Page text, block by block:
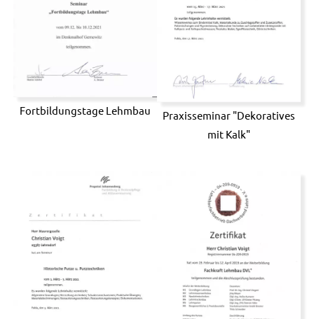
Fortbildungstage Lehmbau
Praxisseminar "Dekoratives
mit Kalk"